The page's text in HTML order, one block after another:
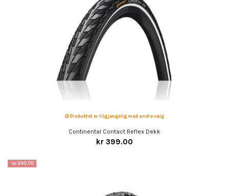
Produktet er tilgjengelig med andre valg
Continental Contact Reflex Dekk
kr 399.00
-kr 240.00